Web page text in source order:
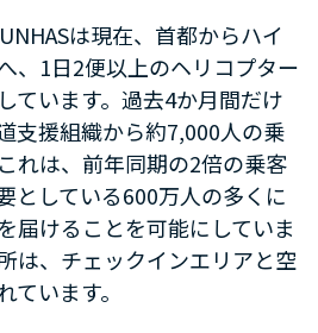
は現在、首都からハイ
、1日2便以上のヘリコプター
ています。過去4か月間だけ
支援組織から約7,000人の乗
れは、前年同期の2倍の乗客
としている600万人の多くに
届けることを可能にしていま
は、チェックインエリアと空
います。